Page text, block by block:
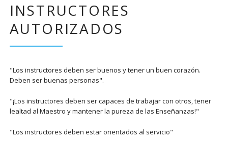
INSTRUCTORES
AUTORIZADOS
"Los instructores deben ser buenos y tener un buen corazón.
Deben ser buenas personas".
"¡Los instructores deben ser capaces de trabajar con otros, tener
lealtad al Maestro y mantener la pureza de las Enseñanzas!"
"Los instructores deben estar orientados al servicio"